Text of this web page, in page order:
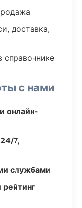
доставка,
справочнике
с нами
онлайн-
7,
службами